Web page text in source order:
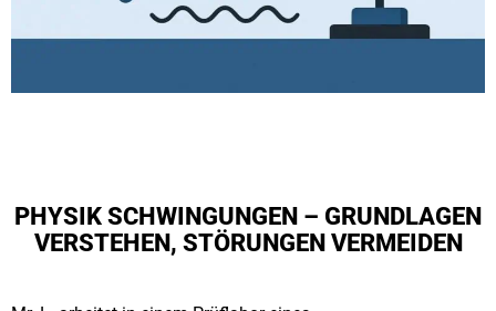
PHYSIK SCHWINGUNGEN – GRUNDLAGEN
VERSTEHEN, STÖRUNGEN VERMEIDEN